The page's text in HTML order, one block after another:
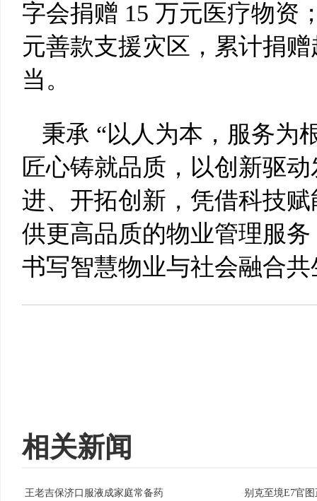
字会捐赠 15 万元医疗物资
元善款支援灾区，累计捐
当。
秉承 “以人为本，服务为
匠心铸就品质，以创新驱
进、开拓创新，凭借科技
供更高品质的物业管理服
书写智慧物业与社会融合
相关新闻
·王老吉保济口服液成家庭常备药 ·别克至境E7官